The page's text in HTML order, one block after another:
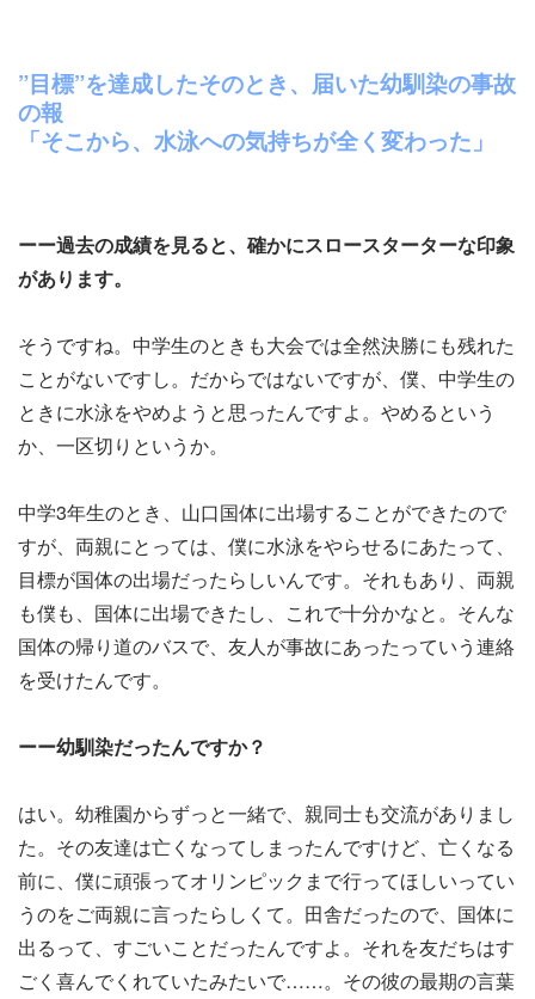
”目標”を達成したそのとき、届いた幼馴染の事故
の報
「そこから、水泳への気持ちが全く変わった」
ーー過去の成績を見ると、確かにスロースターターな印象
があります。
そうですね。中学生のときも大会では全然決勝にも残れた
ことがないですし。だからではないですが、僕、中学生の
ときに水泳をやめようと思ったんですよ。やめるという
か、一区切りというか。
中学3年生のとき、山口国体に出場することができたので
すが、両親にとっては、僕に水泳をやらせるにあたって、
目標が国体の出場だったらしいんです。それもあり、両親
も僕も、国体に出場できたし、これで十分かなと。そんな
国体の帰り道のバスで、友人が事故にあったっていう連絡
を受けたんです。
ーー幼馴染だったんですか？
はい。幼稚園からずっと一緒で、親同士も交流がありまし
た。その友達は亡くなってしまったんですけど、亡くなる
前に、僕に頑張ってオリンピックまで行ってほしいってい
うのをご両親に言ったらしくて。田舎だったので、国体に
出るって、すごいことだったんですよ。それを友だちはす
ごく喜んでくれていたみたいで……。その彼の最期の言葉